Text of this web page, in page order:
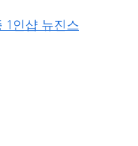
1인샵 뉴진스